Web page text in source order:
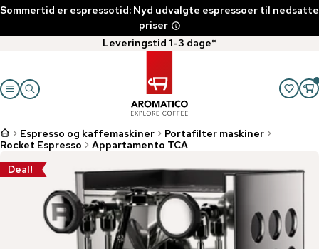
Sommertid er espressotid: Nyd udvalgte espressoer til nedsatte
priser
Leveringstid 1-3 dage*
Espresso og kaffemaskiner
Portafilter maskiner
Rocket Espresso
Appartamento TCA
Deal!